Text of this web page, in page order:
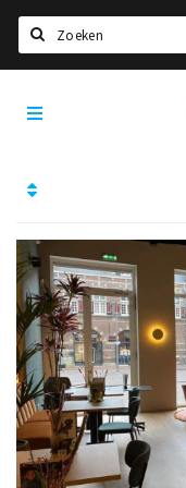
Home
Deals
Vacatures
Eten
Drinken
Slapen
Recreatief
Winkels